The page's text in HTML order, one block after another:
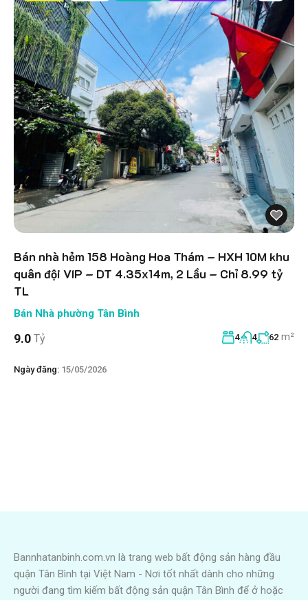
Bán nhà hẻm 158 Hoàng Hoa Thám – HXH 10M khu
quân đội VIP – DT 4.35x14m, 2 Lầu – Chỉ 8.99 tỷ
TL
Bán Nhà phường Tân Bình
9.0 Tỷ 4 4 62 m²
Ngày đăng: 15/05/2026
Bannhatanbinh.com.vn là trang web bất động sản hàng đầu
quận Tân Bình tại Việt Nam - Nơi tốt nhất dành cho những
người đang tìm kiếm bất động sản quận Tân Bình để ở hoặc